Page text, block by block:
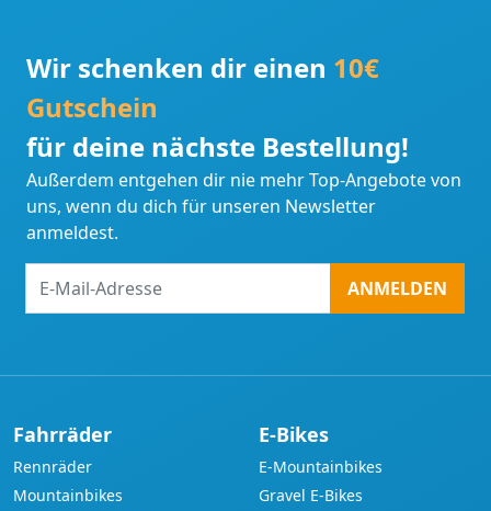
Wir schenken dir einen 10€
Gutschein
für deine nächste Bestellung!
Außerdem entgehen dir nie mehr Top-Angebote von
uns, wenn du dich für unseren Newsletter
anmeldest.
Mail-
ANMELDEN
Fahrräder
Rennräder
Mountainbikes
E-Bikes
E-Mountainbikes
Gravel E-Bikes